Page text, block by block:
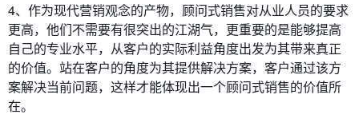
4、作为现代营销观念的产物，顾问式销售对从业人员的要求
更高，他们不需要有很突出的江湖气，更重要的是能够提高
自己的专业水平，从客户的实际利益角度出发为其带来真正
的价值。站在客户的角度为其提供解决方案，客户通过该方
案解决当前问题，这样才能体现出一个顾问式销售的价值所
在。